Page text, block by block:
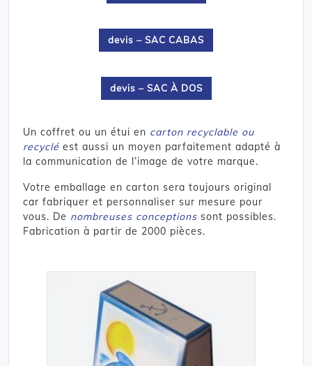
devis – SAC CABAS
devis – SAC À DOS
Un coffret ou un étui en carton recyclable ou
recyclé est aussi un moyen parfaitement adapté à
la communication de l’image de votre marque.
Votre emballage en carton sera toujours original
car fabriquer et personnaliser sur mesure pour
vous. De nombreuses conceptions sont possibles.
Fabrication à partir de 2000 pièces.